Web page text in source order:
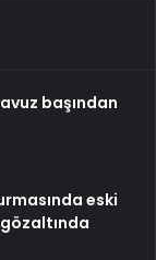
başından
eski